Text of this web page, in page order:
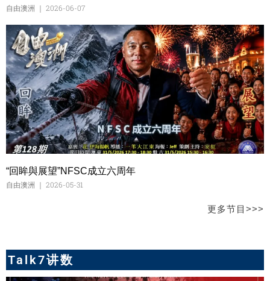
自由澳洲 2026-06-07
“回眸與展望”NFSC成立六周年
自由澳洲 2026-05-31
更多节目>>>
Talk7讲数